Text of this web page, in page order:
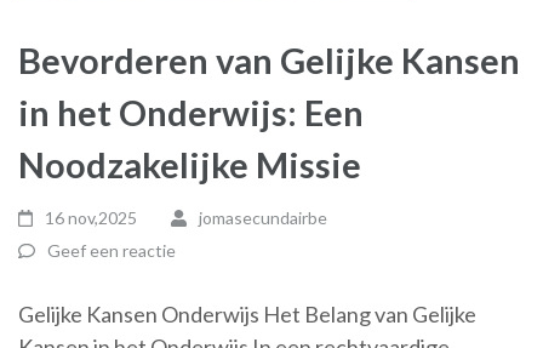
Bevorderen van Gelijke Kansen
in het Onderwijs: Een
Noodzakelijke Missie
16 nov,2025
jomasecundairbe
Geef een reactie
Gelijke Kansen Onderwijs Het Belang van Gelijke